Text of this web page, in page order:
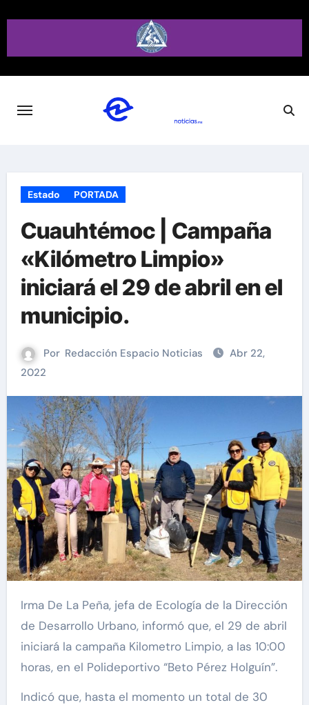
Estado PORTADA
Cuauhtémoc | Campaña
«Kilómetro Limpio»
iniciará el 29 de abril en el
municipio.
Por Redacción Espacio Noticias
Abr 22,
2022
Irma De La Peña, jefa de Ecología de la Dirección
de Desarrollo Urbano, informó que, el 29 de abril
iniciará la campaña Kilometro Limpio, a las 10:00
horas, en el Polideportivo “Beto Pérez Holguín”.
Indicó que, hasta el momento un total de 30